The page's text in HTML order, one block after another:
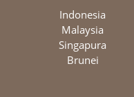
Indonesia
Malaysia
Singapura
Brunei